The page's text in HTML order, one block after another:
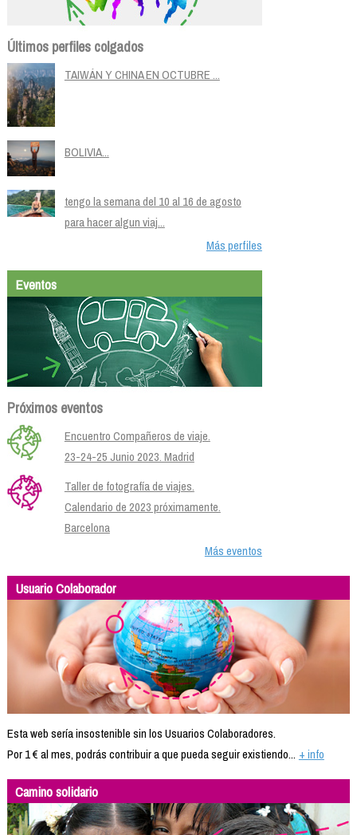
Últimos perfiles colgados
TAIWÁN Y CHINA EN OCTUBRE ...
BOLIVIA...
tengo la semana del 10 al 16 de agosto
para hacer algun viaj...
Más perfiles
Eventos
Próximos eventos
Encuentro Compañeros de viaje.
23-24-25 Junio 2023. Madrid
Taller de fotografía de viajes.
Calendario de 2023 próximamente.
Barcelona
Más eventos
Usuario Colaborador
Esta web sería insostenible sin los Usuarios Colaboradores.
Por 1 € al mes, podrás contribuir a que pueda seguir existiendo... + info
Camino solidario